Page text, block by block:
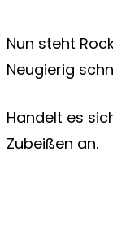
Nun steht
Neugierig
Handelt es
Zubeißen an.